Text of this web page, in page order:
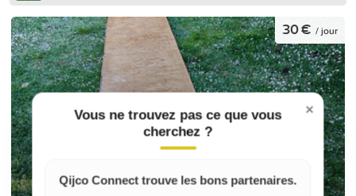
30 € / jour
×
Vous ne trouvez pas ce que vous
cherchez ?
Qijco Connect trouve les bons partenaires.